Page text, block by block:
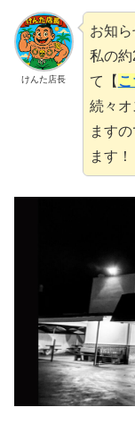
けんた店長
お知ら
私の
て【
続々
ます
ます！